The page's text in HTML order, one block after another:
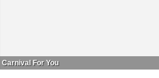
Carnival For You